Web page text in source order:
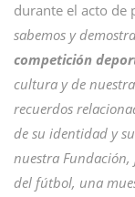
durante el acto de
sabemos y
competición
cultura y de
recuerdos
de su identidad y
nuestra Fundación,
del fútbol, una